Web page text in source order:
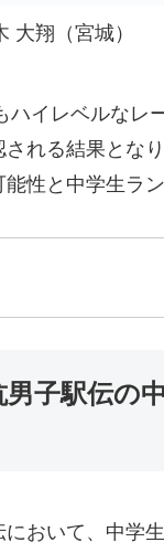
大翔（宮城）
ハイレベルなレ
れる結果となり
性と中学生ラ
子駅伝の
おいて、中学